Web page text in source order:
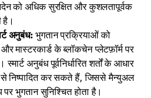
को अधिक सुरक्षित और कुशलतापूर्वक
अनुबंध: भुगतान प्रक्रियाओं को
मास्टरकार्ड के ब्लॉकचेन प्लेटफ़ॉर्म पर
अनुबंध पूर्वनिर्धारित शर्तों के आधार
निष्पादित कर सकते हैं, जिससे मैन्युअल
भुगतान सुनिश्चित होता है।